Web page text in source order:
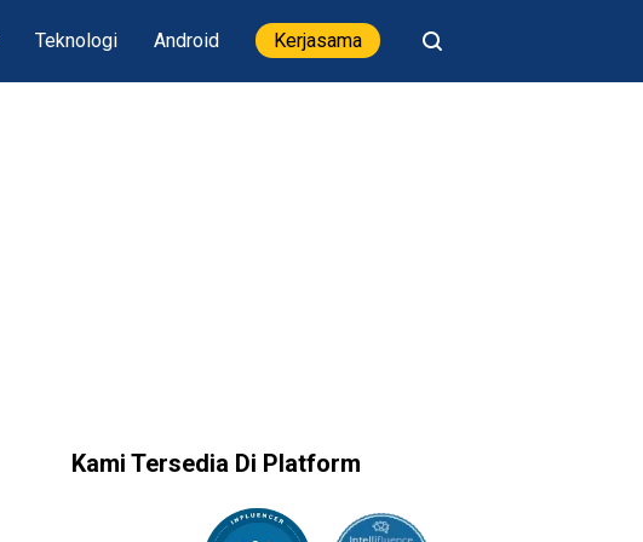
Teknologi Android Kerjasama
Kami Tersedia Di Platform